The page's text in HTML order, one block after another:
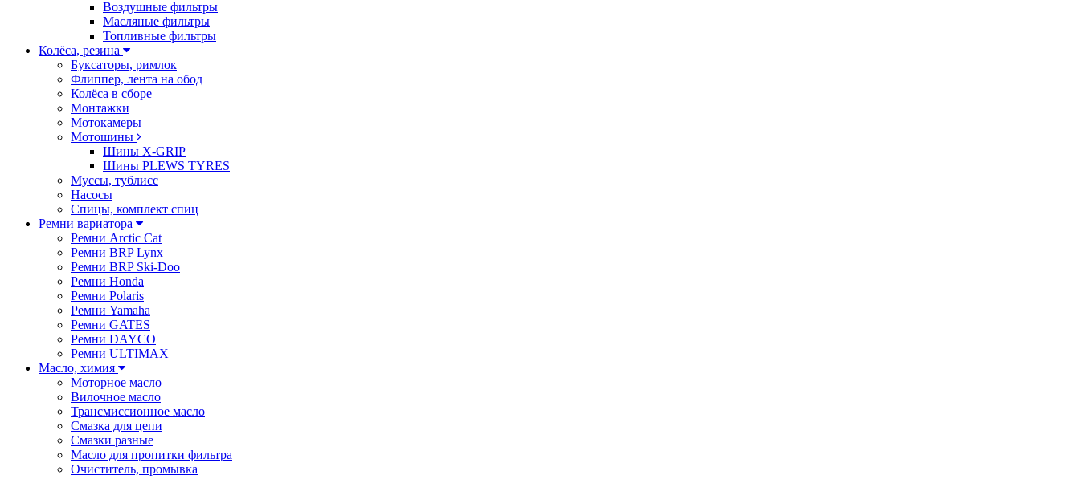
Воздушные фильтры
Масляные фильтры
Топливные фильтры
Колёса, резина
Буксаторы, римлок
Флиппер, лента на обод
Колёса в сборе
Монтажки
Мотокамеры
Мотошины
Шины X-GRIP
Шины PLEWS TYRES
Муссы, тублисс
Насосы
Спицы, комплект спиц
Ремни вариатора
Ремни Arctic Cat
Ремни BRP Lynx
Ремни BRP Ski-Doo
Ремни Honda
Ремни Polaris
Ремни Yamaha
Ремни GATES
Ремни DAYCO
Ремни ULTIMAX
Масло, химия
Моторное масло
Вилочное масло
Трансмиссионное масло
Смазка для цепи
Смазки разные
Масло для пропитки фильтра
Очиститель, промывка